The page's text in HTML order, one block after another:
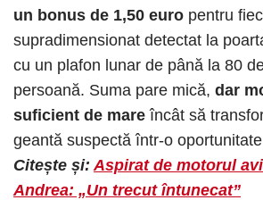
un bonus de 1,50 euro pentru
supradimensionat detectat la
cu un plafon lunar de până la 80
persoană. Suma pare mică, dar
suficient de mare încât să
geantă suspectă într-o
Citește și: Aspirat de motorul
Andrea: „Un trecut întunecat”